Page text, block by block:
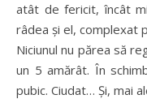
atât de fericit, încât
râdea şi el, complexat
Niciunul nu părea să
un 5 amărât. În
pubic. Ciudat… Şi, mai